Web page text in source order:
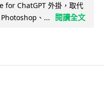
for ChatGPT 外掛，取代
、...
閱讀全文